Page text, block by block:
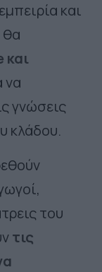
και
θα
και
να
γνώσεις
κλάδου.
του
τις